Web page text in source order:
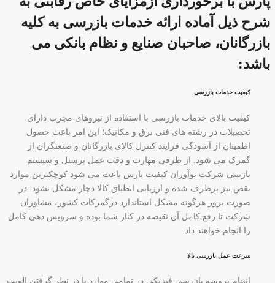
شرح ذیل آماده ارائه خدمات بازرسی به کلیه
بازرگانان، صاحبان صنایع و نظام بانکی می
باشد:
کیفیت خدمات بازرسی
کیفیت بالای خدمات بازرسی با استفاده از نیروهای مجرب دارای
تحصیلات در رشته های فنی برق و مکانیک؛ این امر باعث حصول
اطمینان از آسودگی فرایند کنترل کالای بازرگانان و صنعتگران از
گمرک می شود. از طرفی مهارت و دقت عمل پرسنل و سیستم
بازبینی شرکت نوآوران کیفیت پارس باعث می شود کوچکترین موارد
نقص نیز برطرف شده و ارزیابی انطباق کالا دچار مشکل نشود. در
صورت بروز هرگونه مشکل استاندارد درگمرکات کشور، مشاوران
شرکت تا رفع کامل آن نقیصه در کنار شما بوده و سرویس دهی کامل
را انجام خواهند داد.
سرعت عمل بازرسی بالا
انجام پروسه بازرسی فیزیکی در تمامی موارد با در نطر گرفتن الویت